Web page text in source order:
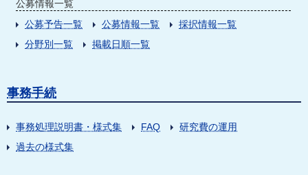
公募情報一覧
公募予告一覧
公募情報一覧
採択情報一覧
分野別一覧
掲載日順一覧
事務手続
事務処理説明書・様式集 FAQ
研究費の運用
過去の様式集